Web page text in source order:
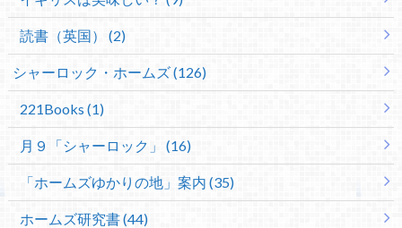
読書（英国） (2)
シャーロック・ホームズ (126)
221Books (1)
月９「シャーロック」 (16)
「ホームズゆかりの地」案内 (35)
ホームズ研究書 (44)